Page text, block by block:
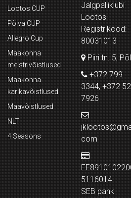
Lootos CUP
Põlva CUP
Allegro Cup
Maakonna
meistrivõistlused
Maakonna
karikavõistlused
Maavõistlused
NLT
4 Seasons
Jalgpalliklubi
Lootos
Registrikood:
80031013
Piiri tn. 5,
+372 799
3344, +372
7926
com
5116014
SEB pank